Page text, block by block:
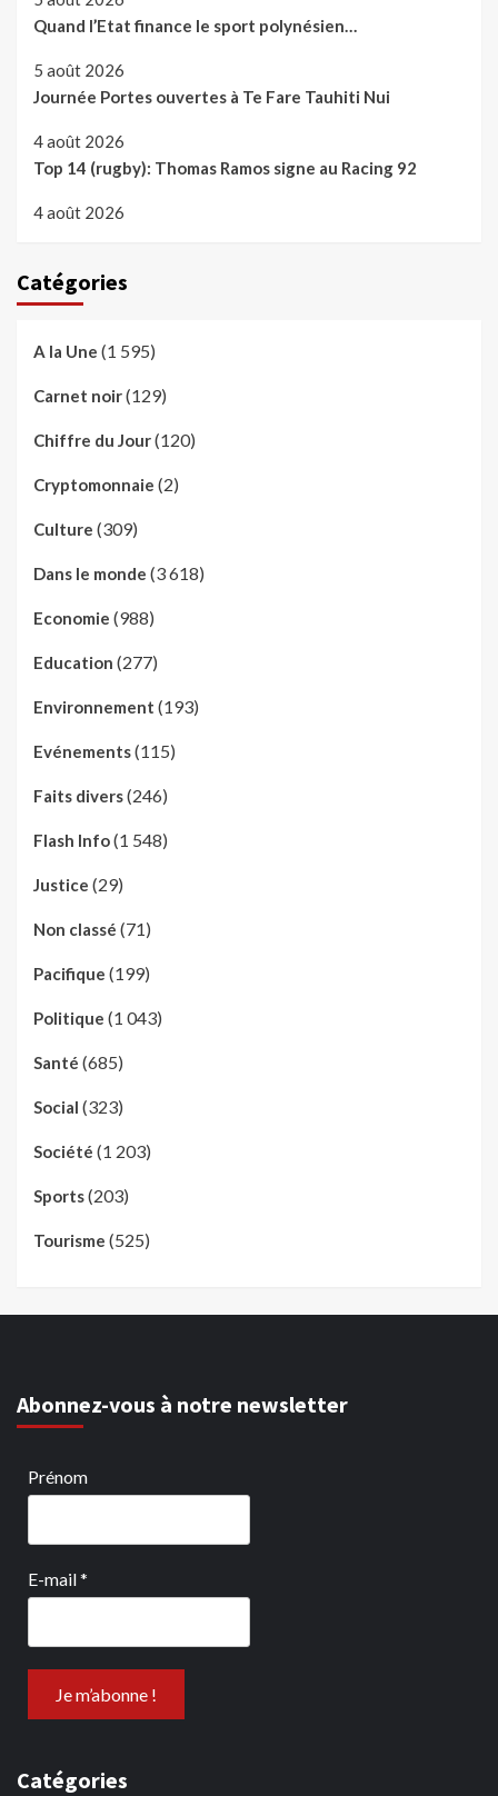
Quand l’Etat finance le sport polynésien…
5 août 2026
Journée Portes ouvertes à Te Fare Tauhiti Nui
4 août 2026
Top 14 (rugby): Thomas Ramos signe au Racing 92
4 août 2026
Catégories
A la Une (1 595)
Carnet noir(129)
Chiffre du Jour(120)
Cryptomonnaie (2)
Culture (309)
Dans le monde (3 618)
Economie (988)
Education (277)
Environnement (193)
Evénements(115)
Faits divers(246)
Flash Info(1 548)
Justice (29)
Non classé (71)
Pacifique (199)
Politique (1 043)
Santé (685)
Social (323)
Société (1 203)
Sports(203)
Tourisme (525)
Abonnez-vous à notre newsletter
Prénom
E-mail*
Catégories